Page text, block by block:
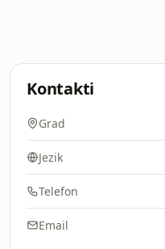
Kontakti
Grad
Jezik
Telefon
Email